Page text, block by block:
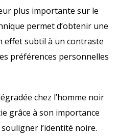
plus importante sur le
permet d’obtenir une
effet subtil à un contraste
préférences personnelles
chez l’homme noir
grâce à son importance
l’identité noire.